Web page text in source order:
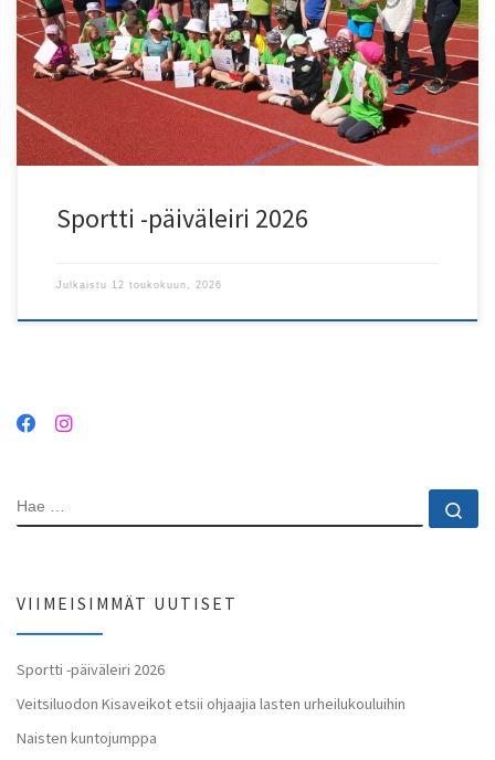
kiinnostuneille lapsille Hinta: 15 €, sisältäen välipalan ja T-paidan
Ohjelma: Yleisurheilu on monipuolinen laji, jossa harjoitellaan
juoksemaan, erilaisia hyppy- sekä heittolajeja leikin ohessa
Vetäjät: Seuramme nuoret harjoitustenvetäjät […]
Sportti -päiväleiri 2026
Julkaistu 12 toukokuun, 2026
HAE
VIIMEISIMMÄT UUTISET
Sportti -päiväleiri 2026
Veitsiluodon Kisaveikot etsii ohjaajia lasten urheilukouluihin
Naisten kuntojumppa